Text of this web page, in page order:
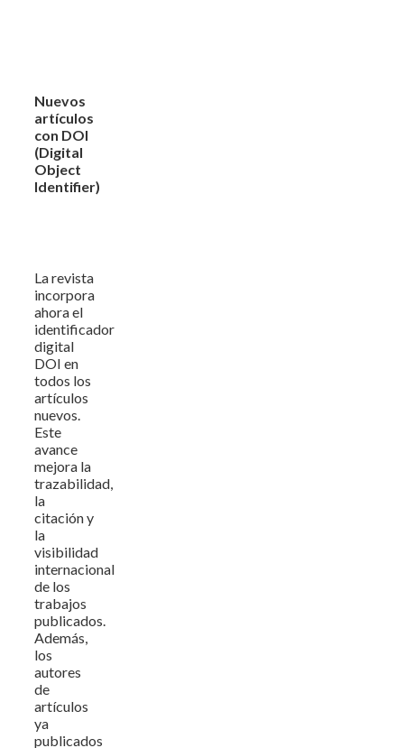
Nuevos
artículos
con DOI
(Digital
Object
Identifier)
La revista
incorpora
ahora el
identificador
digital
DOI en
todos los
artículos
nuevos.
Este
avance
mejora la
trazabilidad,
la
citación y
la
visibilidad
internacional
de los
trabajos
publicados.
Además,
los
autores
de
artículos
ya
publicados